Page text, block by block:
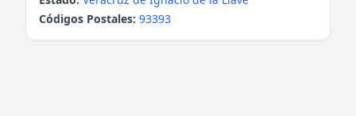
Códigos Postales: 93393